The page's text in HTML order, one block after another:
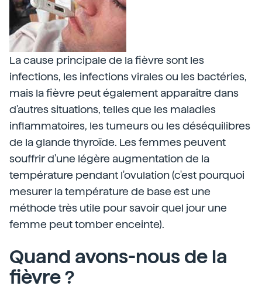
La cause principale de la fièvre sont les
infections, les infections virales ou les bactéries,
mais la fièvre peut également apparaître dans
d'autres situations, telles que les maladies
inflammatoires, les tumeurs ou les déséquilibres
de la glande thyroïde. Les femmes peuvent
souffrir d'une légère augmentation de la
température pendant l'ovulation (c'est pourquoi
mesurer la température de base est une
méthode très utile pour savoir quel jour une
femme peut tomber enceinte).
Quand avons-nous de la
fièvre ?